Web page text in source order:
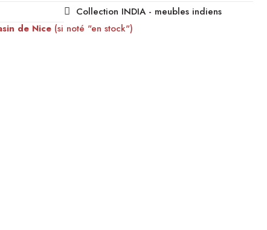
Collection INDIA - meubles indiens
de Nice (si noté "en stock")